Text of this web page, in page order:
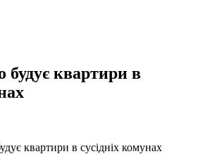
квартири в
квартири в сусідніх комунах